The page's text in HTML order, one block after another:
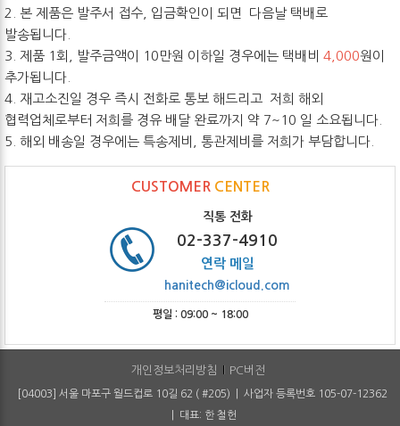
2. 본 제품은 발주서 접수, 입금확인이 되면 다음날 택배로
발송됩니다.
3. 제품 1회, 발주금액이 10만원 이하일 경우에는 택배비 4,000원이
추가됩니다.
4. 재고소진일 경우 즉시 전화로 통보 해드리고 저희 해외
협력업체로부터 저희를 경유 배달 완료까지 약 7~10 일 소요됩니다.
5. 해외 배송일 경우에는 특송제비, 통관제비를 저희가 부담합니다.
CUSTOMER CENTER
직통 전화
02-337-4910
연락 메일
hanitech@icloud.com
평일 : 09:00 ~ 18:00
개인정보처리방침 PC버전
[04003] 서울 마포구 월드컵로 10길 62 ( #205) | 사업자 등록번호 105-07-12362
| 대표: 한 철헌